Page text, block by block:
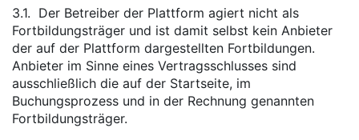
3.1. Der Betreiber der Plattform agiert nicht als
Fortbildungsträger und ist damit selbst kein Anbieter
der auf der Plattform dargestellten Fortbildungen.
Anbieter im Sinne eines Vertragsschlusses sind
ausschließlich die auf der Startseite, im
Buchungsprozess und in der Rechnung genannten
Fortbildungsträger.